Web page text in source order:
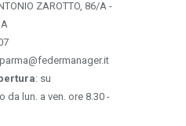
ZAROTTO, 86/A -
: su
da lun. a ven. ore 8.30 -